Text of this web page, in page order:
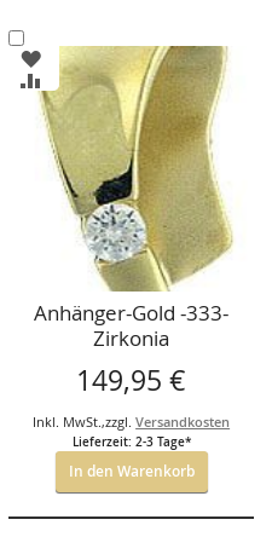
den
Warenkorb
ZUR
WUNSCHLISTE
HINZUFÜGEN
ZUR
VERGLEICHSLISTE
HINZUFÜGEN
Anhänger-Gold -333-
Zirkonia
149,95 €
Inkl. MwSt.,zzgl.Versandkosten
Lieferzeit: 2-3 Tage*
In den Warenkorb